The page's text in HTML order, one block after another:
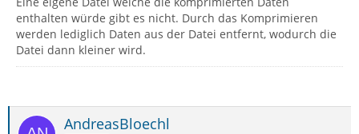
enthalten würde gibt es nicht. Durch das Komprimieren
werden lediglich Daten aus der Datei entfernt, wodurch die
Datei dann kleiner wird.
AndreasBloechl